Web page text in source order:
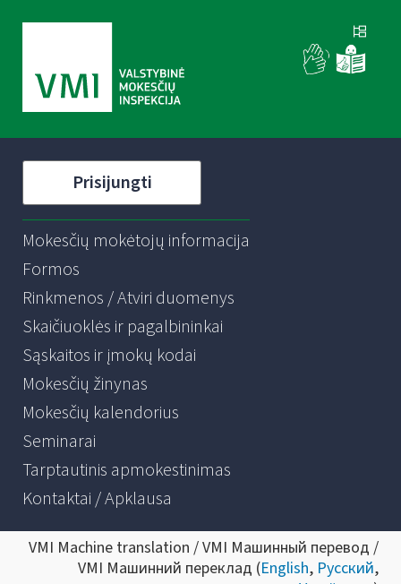
Prisijungti
Mokesčių mokėtojų informacija
Formos
Rinkmenos / Atviri duomenys
Skaičiuoklės ir pagalbininkai
Sąskaitos ir įmokų kodai
Mokesčių žinynas
Mokesčių kalendorius
Seminarai
Tarptautinis apmokestinimas
Kontaktai / Apklausa
VMI Machine translation / VMI Машинный перевод /
VMI Машинний переклад (English, Русский,